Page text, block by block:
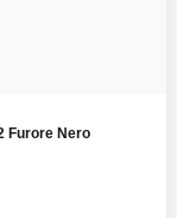
Furore Nero